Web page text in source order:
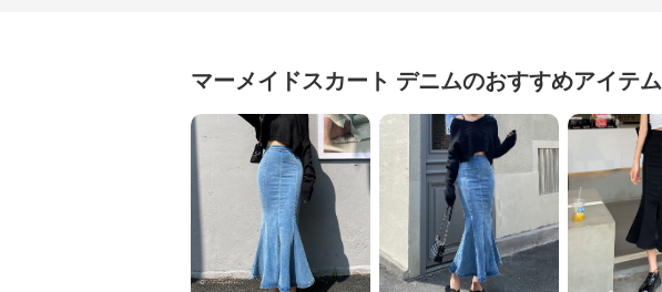
マーメイドスカート デニムのおすすめアイテム